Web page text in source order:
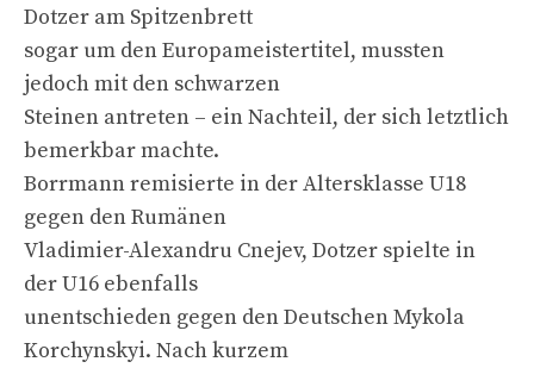
Dotzer am Spitzenbrett
sogar um den Europameistertitel, mussten
jedoch mit den schwarzen
Steinen antreten – ein Nachteil, der sich letztlich
bemerkbar machte.
Borrmann remisierte in der Altersklasse U18
gegen den Rumänen
Vladimier-Alexandru Cnejev, Dotzer spielte in
der U16 ebenfalls
unentschieden gegen den Deutschen Mykola
Korchynskyi. Nach kurzem